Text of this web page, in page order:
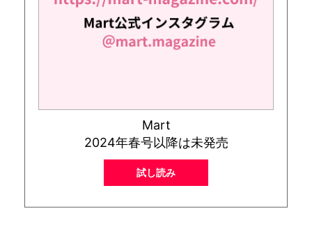
Mart
2024年春号以降は未発売
試し読み